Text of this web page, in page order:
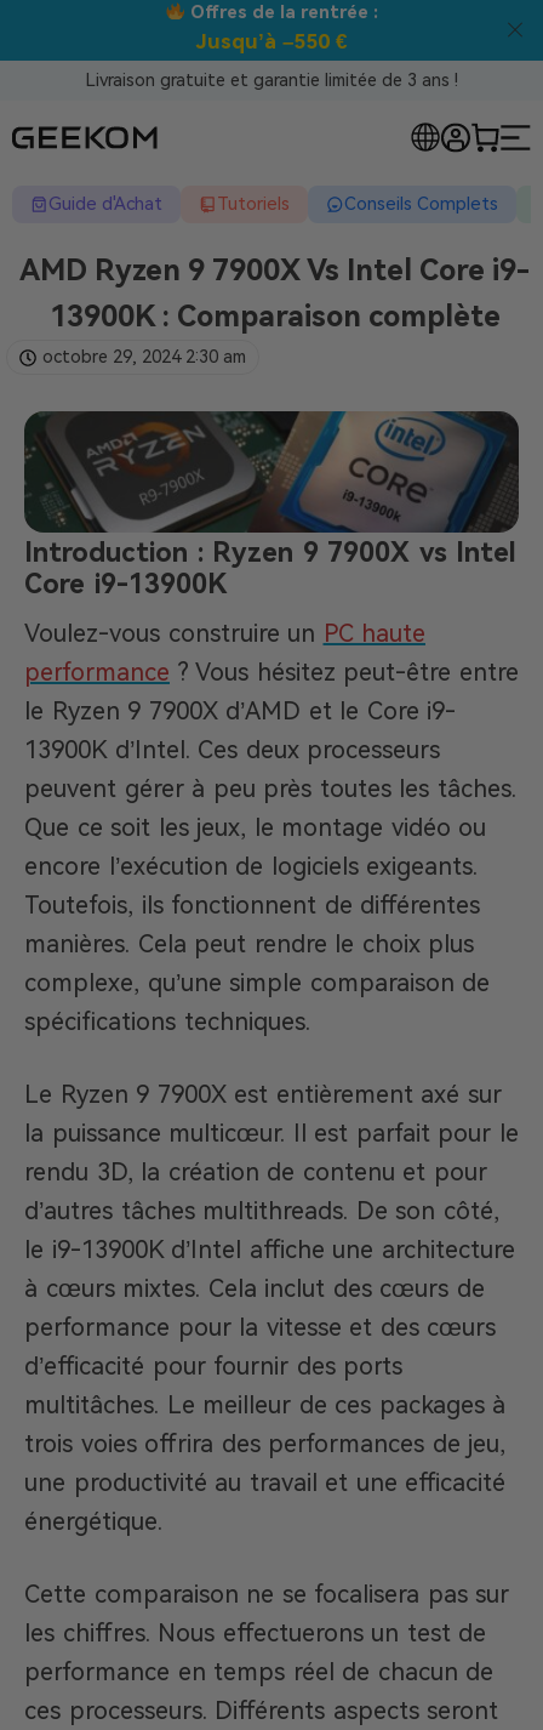
Meilleur prix garanti tous canaux !
Livraison gratuite et garantie limitée de 3 ans !
Guide d'Achat Tutoriels Conseils Complets
AMD Ryzen 9 7900X Vs Intel Core i9-
13900K : Comparaison complète
octobre 29, 2024 2:30 am
Introduction : Ryzen 9 7900X vs Intel
Core i9-13900K
Voulez-vous construire un PC haute
performance ? Vous hésitez peut-être entre
le Ryzen 9 7900X d’AMD et le Core i9-
13900K d’Intel. Ces deux processeurs
peuvent gérer à peu près toutes les tâches.
Que ce soit les jeux, le montage vidéo ou
encore l’exécution de logiciels exigeants.
Toutefois, ils fonctionnent de différentes
manières. Cela peut rendre le choix plus
complexe, qu’une simple comparaison de
spécifications techniques.
Le Ryzen 9 7900X est entièrement axé sur
la puissance multicœur. Il est parfait pour le
rendu 3D, la création de contenu et pour
d’autres tâches multithreads. De son côté,
le i9-13900K d’Intel affiche une architecture
à cœurs mixtes. Cela inclut des cœurs de
performance pour la vitesse et des cœurs
d’efficacité pour fournir des ports
multitâches. Le meilleur de ces packages à
trois voies offrira des performances de jeu,
une productivité au travail et une efficacité
énergétique.
Cette comparaison ne se focalisera pas sur
les chiffres. Nous effectuerons un test de
performance en temps réel de chacun de
ces processeurs. Différents aspects seront